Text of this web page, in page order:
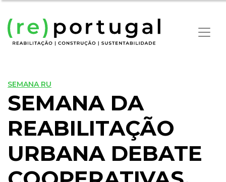
SEMANA RU
SEMANA DA
REABILITAÇÃO
URBANA DEBATE